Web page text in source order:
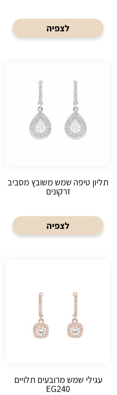
לצפיה
תליון טיפה שמש משובץ מסביב
זרקונים
לצפיה
עגילי שמש מרובעים תלויים
EG240